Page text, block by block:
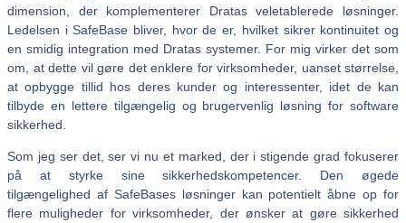
dimension, der komplementerer Dratas veletablerede løsninger.
Ledelsen i SafeBase bliver, hvor de er, hvilket sikrer kontinuitet og
en smidig integration med Dratas systemer. For mig virker det som
om, at dette vil gøre det enklere for virksomheder, uanset størrelse,
at opbygge tillid hos deres kunder og interessenter, idet de kan
tilbyde en lettere tilgængelig og brugervenlig løsning for software
sikkerhed.
Som jeg ser det, ser vi nu et marked, der i stigende grad fokuserer
på at styrke sine sikkerhedskompetencer. Den øgede
tilgængelighed af SafeBases løsninger kan potentielt åbne op for
flere muligheder for virksomheder, der ønsker at gøre sikkerhed